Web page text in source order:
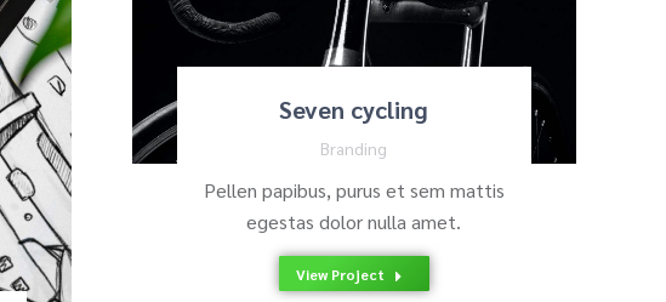
Seven cycling
Branding
Pellen papibus, purus et sem mattis
egestas dolor nulla amet.
View Project